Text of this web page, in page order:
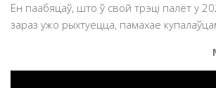
Ён паабяцаў, што ў свой трэці палёт у
зараз ужо рыхтуецца, памахае